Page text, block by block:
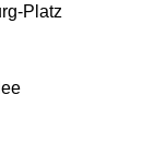
Platz